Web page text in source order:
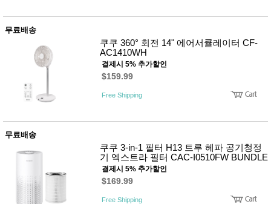
무료배송
쿠쿠 360° 회전 14" 에어서큘레이터 CF-
AC1410WH
결제시 5% 추가할인
$159.99
Free Shipping
무료배송
쿠쿠 3-in-1 필터 H13 트루 헤파 공기청정
기 엑스트라 필터 CAC-I0510FW BUNDLE
결제시 5% 추가할인
$169.99
Free Shipping